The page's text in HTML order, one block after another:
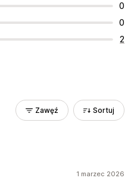
0
0
2
Zawęź Sortuj
1 marzec 2026